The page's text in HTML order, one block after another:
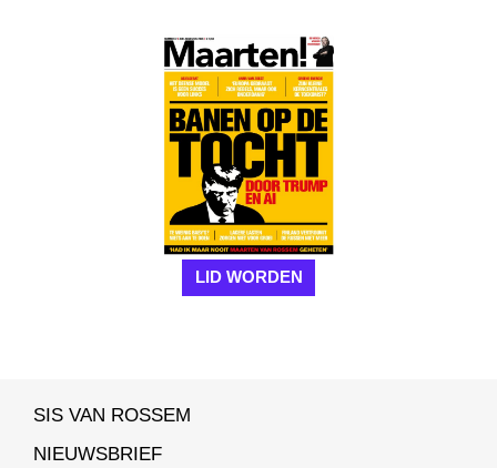
LID WORDEN
SIS VAN ROSSEM
NIEUWSBRIEF